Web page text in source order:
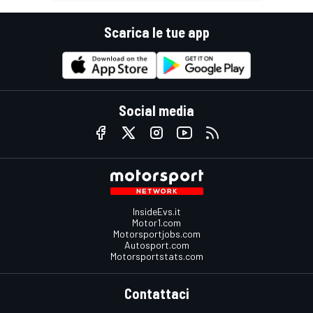
Scarica le tue app
Social media
InsideEvs.it
Motor1.com
Motorsportjobs.com
Autosport.com
Motorsportstats.com
Contattaci